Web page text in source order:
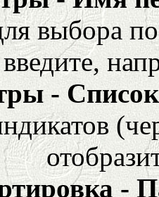
выбора
введите,
-
-